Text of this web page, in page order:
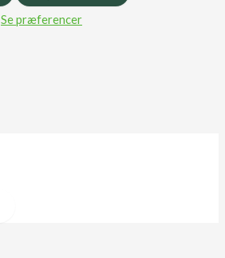
Se præferencer